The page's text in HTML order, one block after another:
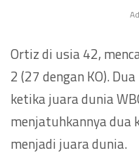
Ortiz di usia 42,
2 (27 dengan KO).
ketika juara dunia
menjatuhkannya
menjadi juara dunia.